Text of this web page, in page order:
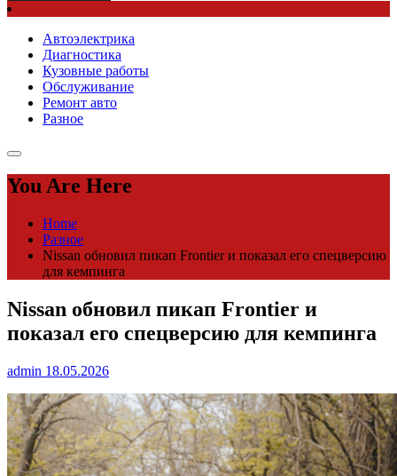
Автоэлектрика
Диагностика
Кузовные работы
Обслуживание
Ремонт авто
Разное
You Are Here
Home
Разное
Nissan обновил пикап Frontier и показал его спецверсию
для кемпинга
Nissan обновил пикап Frontier и
показал его спецверсию для кемпинга
admin 18.05.2026